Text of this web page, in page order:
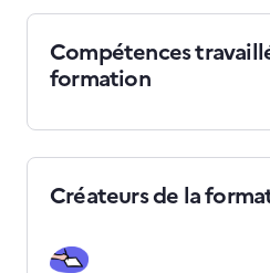
Compétences
formation
Créateurs de la